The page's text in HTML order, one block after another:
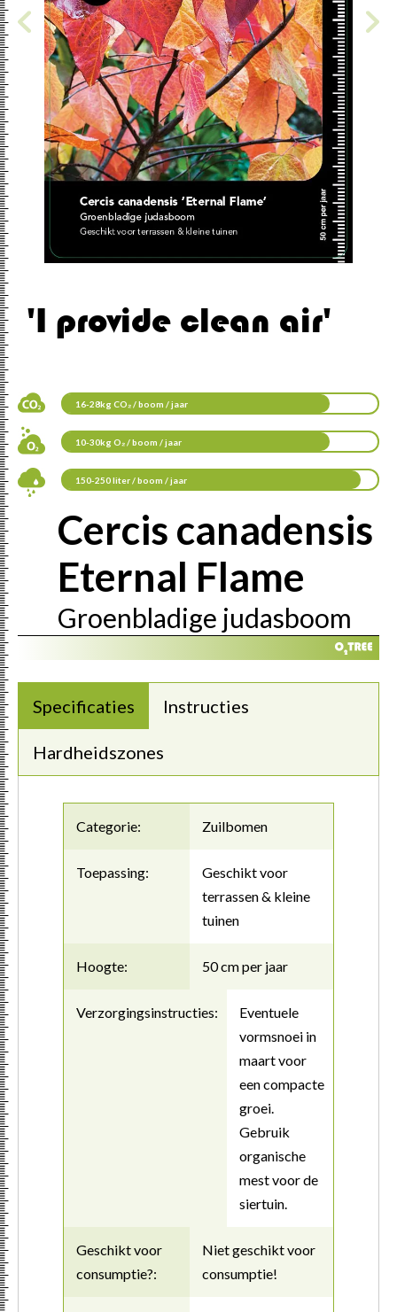
'I provide clean air'
16-28kg CO₂ / boom / jaar
10-30kg O₂ / boom / jaar
150-250 liter / boom / jaar
Cercis canadensis
Eternal Flame
Groenbladige judasboom
Specificaties Instructies
Hardheidszones
Categorie: Zuilbomen
Toepassing:
Geschikt voor
terrassen & kleine
tuinen
Hoogte: 50 cm per jaar
Verzorgingsinstructies:
Eventuele
vormsnoei in
maart voor
een compacte
groei.
Gebruik
organische
mest voor de
siertuin.
Geschikt voor
consumptie?:
Niet geschikt voor
consumptie!